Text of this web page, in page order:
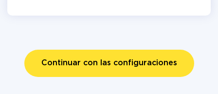
Continuar con las configuraciones